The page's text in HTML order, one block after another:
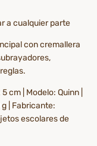
a cualquier parte
con cremallera
cm | Modelo: Quinn |
| Fabricante:
escolares de